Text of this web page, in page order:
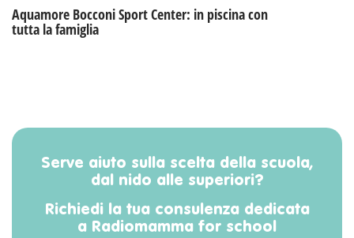
Aquamore Bocconi Sport Center: in piscina con
tutta la famiglia
Serve aiuto sulla scelta della scuola,
dal nido alle superiori?
Richiedi la tua consulenza dedicata
a Radiomamma for school